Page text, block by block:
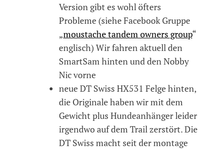
Version gibt es wohl öfters
Probleme (siehe Facebook Gruppe
„moustache tandem owners group“
englisch) Wir fahren aktuell den
SmartSam hinten und den Nobby
Nic vorne
neue DT Swiss HX531 Felge hinten,
die Originale haben wir mit dem
Gewicht plus Hundeanhänger leider
irgendwo auf dem Trail zerstört. Die
DT Swiss macht seit der montage